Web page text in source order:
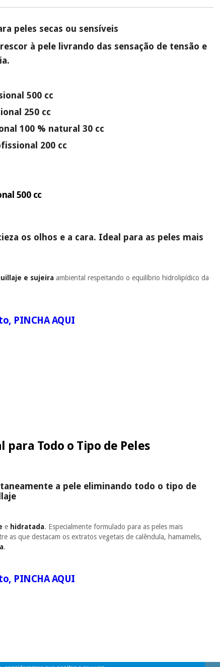
no mesmo dia de cada mês.
truques.
Não vendemos os seus dados a terceiros nem o
tentar vender-lhe um crédito pessoal.
peles secas ou sensíveis
à pele livrando das sensação de tensão e
500 cc
250 cc
100 % natural 30 cc
200 cc
500 cc
os olhos e a cara. Ideal para as peles mais
e sujeira ambiental respeitando o equilíbrio hidrolipídico da
PINCHA AQUI
para Todo o Tipo de Peles
a pele eliminando todo o tipo de
e hidratada. Especialmente formulado para as peles mais
as que destacam os extratos vegetais de calêndula, hamamelis,
.
PINCHA AQUI